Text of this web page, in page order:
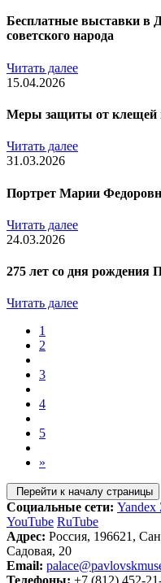
Бесплатные выставки в
советского народа
Читать далее
15.04.2026
Меры защиты от клещей
Читать далее
31.03.2026
Портрет Марии
Читать далее
24.03.2026
275 лет со дня рождения
Читать далее
1
2
3
4
5
»
Перейти к началу страницы
Социальные сети: Yandex
YouTube RuTube
Адрес: Россия, 196621,
Садовая, 20
Email: